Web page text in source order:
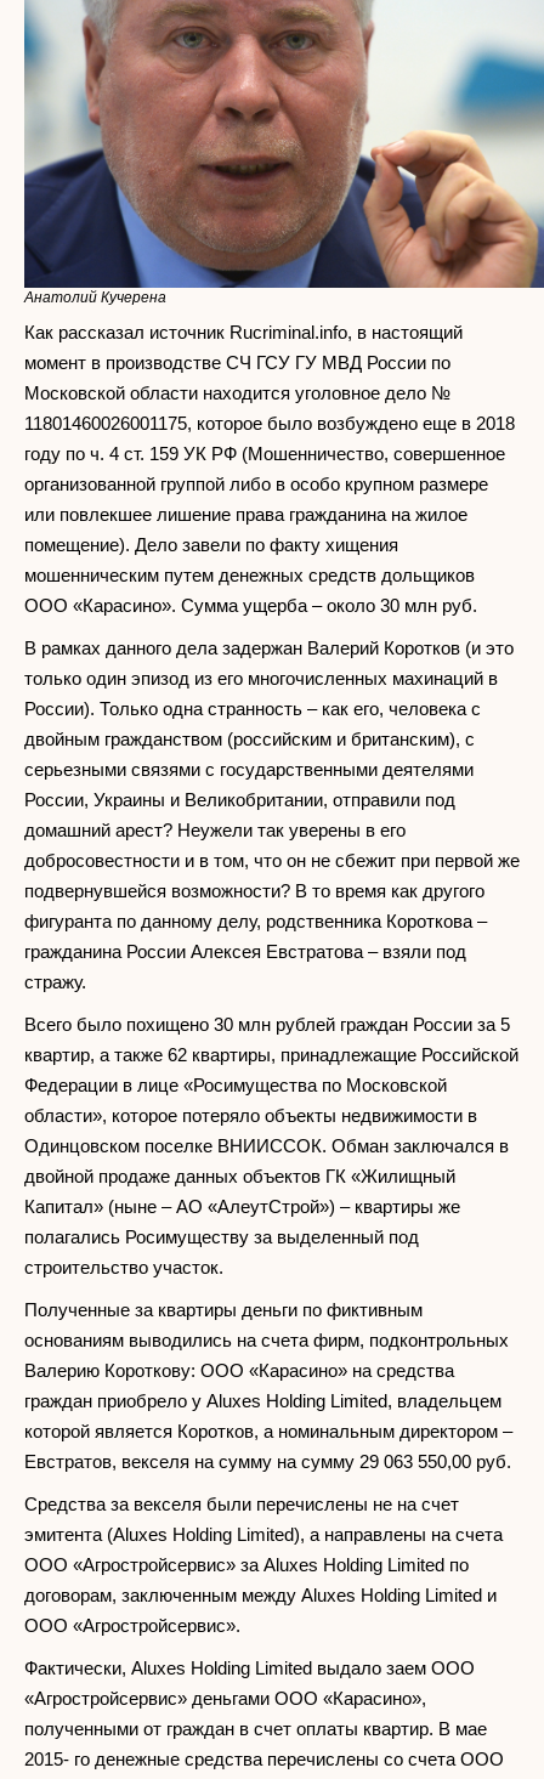
Анатолий Кучерена
Как рассказал источник Rucriminal.info, в настоящий
момент в производстве СЧ ГСУ ГУ МВД России по
Московской области находится уголовное дело №
11801460026001175, которое было возбуждено еще в 2018
году по ч. 4 ст. 159 УК РФ (Мошенничество, совершенное
организованной группой либо в особо крупном размере
или повлекшее лишение права гражданина на жилое
помещение). Дело завели по факту хищения
мошенническим путем денежных средств дольщиков
ООО «Карасино». Сумма ущерба – около 30 млн руб.
В рамках данного дела задержан Валерий Коротков (и это
только один эпизод из его многочисленных махинаций в
России). Только одна странность – как его, человека с
двойным гражданством (российским и британским), с
серьезными связями с государственными деятелями
России, Украины и Великобритании, отправили под
домашний арест? Неужели так уверены в его
добросовестности и в том, что он не сбежит при первой же
подвернувшейся возможности? В то время как другого
фигуранта по данному делу, родственника Короткова –
гражданина России Алексея Евстратова – взяли под
стражу.
Всего было похищено 30 млн рублей граждан России за 5
квартир, а также 62 квартиры, принадлежащие Российской
Федерации в лице «Росимущества по Московской
области», которое потеряло объекты недвижимости в
Одинцовском поселке ВНИИССОК. Обман заключался в
двойной продаже данных объектов ГК «Жилищный
Капитал» (ныне – АО «АлеутСтрой») – квартиры же
полагались Росимуществу за выделенный под
строительство участок.
Полученные за квартиры деньги по фиктивным
основаниям выводились на счета фирм, подконтрольных
Валерию Короткову: ООО «Карасино» на средства
граждан приобрело у Aluxes Holding Limited, владельцем
которой является Коротков, а номинальным директором –
Евстратов, векселя на сумму на сумму 29 063 550,00 руб.
Средства за векселя были перечислены не на счет
эмитента (Aluxes Holding Limited), а направлены на счета
ООО «Агростройсервис» за Aluxes Holding Limited по
договорам, заключенным между Aluxes Holding Limited и
ООО «Агростройсервис».
Фактически, Aluxes Holding Limited выдало заем ООО
«Агростройсервис» деньгами ООО «Карасино»,
полученными от граждан в счет оплаты квартир. В мае
2015- го денежные средства перечислены со счета ООО